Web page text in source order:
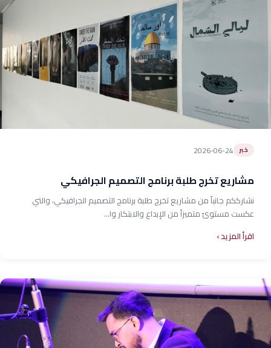
خبر 2026-06-24
مشاريع تخرج طلبة برنامج التصميم الجرافيكي
نشارككم جانباً من مشاريع تخرج طلبة برنامج التصميم الجرافيكي، والتي
عكست مستوىً متميزاً من الإبداع والابتكار وا...
اقرأ المزيد